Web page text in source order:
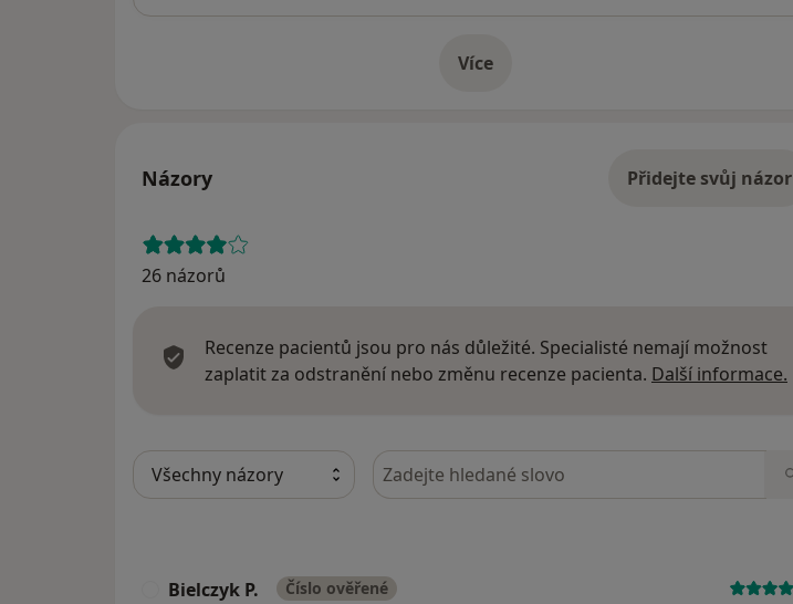
Víceo adrese
Názory Přidejte svůj názor
26 názorů
Recenze pacientů jsou pro nás důležité. Specialisté nemají možnost
zaplatit za odstranění nebo změnu recenze pacienta. Další informace.
Hledejte v názorech
Bielczyk P. Číslo ověřené